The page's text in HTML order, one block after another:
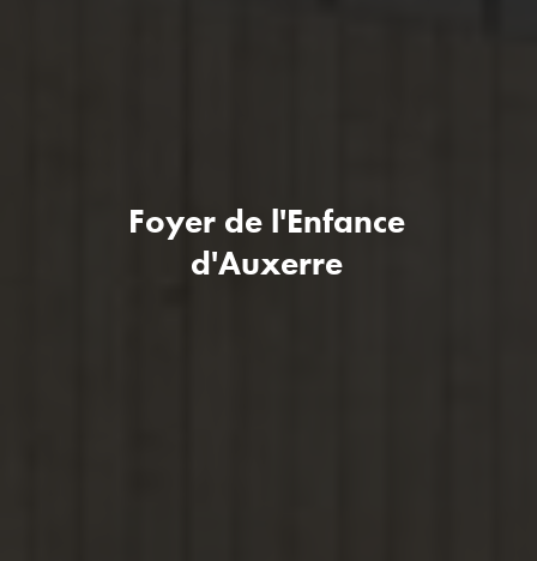
Foyer de l'Enfance
d'Auxerre